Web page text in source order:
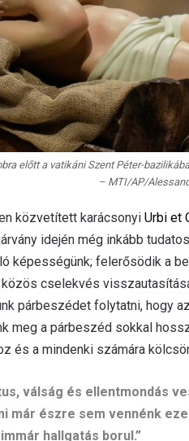
előtt a vatikáni Szent Péter-
– MTI/AP/
közvetített karácsonyi Urbi et
idején még inkább
képességünk; felerősödik a
cselekvés
párbeszédet folytatni, hogy
meg a párbeszéd sokkal
és a mindenki számára
válság és ellentmondás
már észre sem vennénk
hallgatás borul.”